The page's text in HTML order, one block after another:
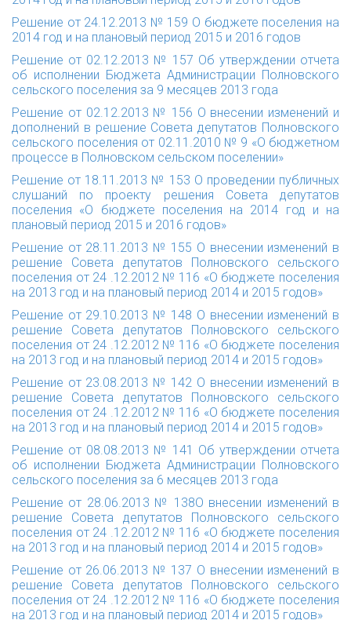
Решение от 24.12.2013 № 159 О бюджете поселения на
2014 год и на плановый период 2015 и 2016 годов
Решение от 02.12.2013 № 157 Об утверждении отчета
об исполнении Бюджета Администрации Полновского
сельского поселения за 9 месяцев 2013 года
Решение от 02.12.2013 № 156 О внесении изменений и
дополнений в решение Совета депутатов Полновского
сельского поселения от 02.11.2010 № 9 «О бюджетном
процессе в Полновском сельском поселении»
Решение от 18.11.2013 № 153 О проведении публичных
слушаний по проекту решения Совета депутатов
поселения «О бюджете поселения на 2014 год и на
плановый период 2015 и 2016 годов»
Решение от 28.11.2013 № 155 О внесении изменений в
решение Совета депутатов Полновского сельского
поселения от 24 .12.2012 № 116 «О бюджете поселения
на 2013 год и на плановый период 2014 и 2015 годов»
Решение от 29.10.2013 № 148 О внесении изменений в
решение Совета депутатов Полновского сельского
поселения от 24 .12.2012 № 116 «О бюджете поселения
на 2013 год и на плановый период 2014 и 2015 годов»
Решение от 23.08.2013 № 142 О внесении изменений в
решение Совета депутатов Полновского сельского
поселения от 24 .12.2012 № 116 «О бюджете поселения
на 2013 год и на плановый период 2014 и 2015 годов»
Решение от 08.08.2013 № 141 Об утверждении отчета
об исполнении Бюджета Администрации Полновского
сельского поселения за 6 месяцев 2013 года
Решение от 28.06.2013 № 138О внесении изменений в
решение Совета депутатов Полновского сельского
поселения от 24 .12.2012 № 116 «О бюджете поселения
на 2013 год и на плановый период 2014 и 2015 годов»
Решение от 26.06.2013 № 137 О внесении изменений в
решение Совета депутатов Полновского сельского
поселения от 24 .12.2012 № 116 «О бюджете поселения
на 2013 год и на плановый период 2014 и 2015 годов»